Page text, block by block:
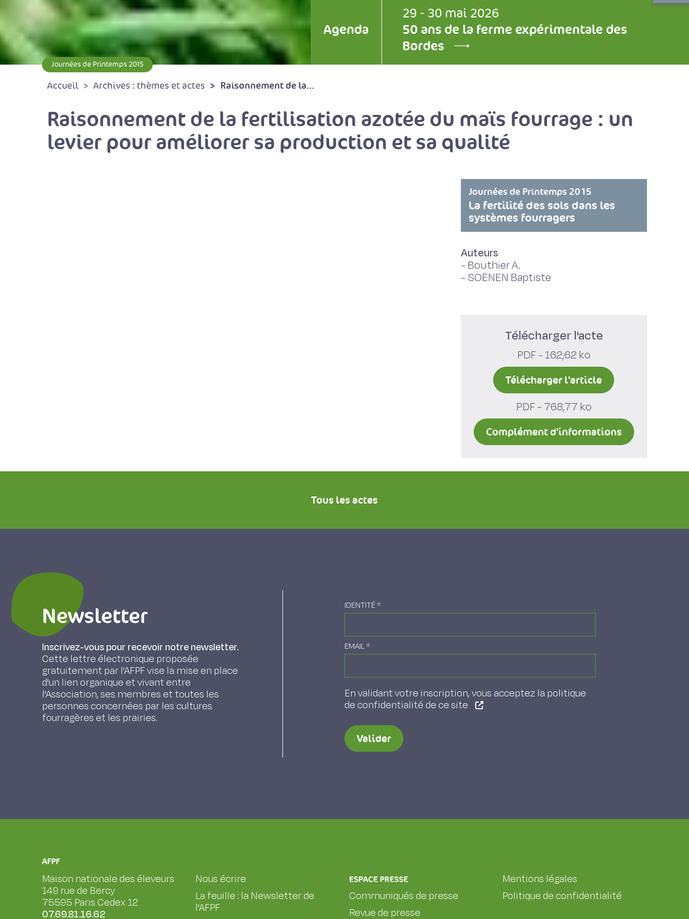
Agenda
29 - 30 mai 2026
50 ans de la ferme expérimentale des
Bordes
Journées de Printemps 2015
Accueil Archives : thèmes et actes Raisonnement de la...
Raisonnement de la fertilisation azotée du maïs fourrage : un
levier pour améliorer sa production et sa qualité
Journées de Printemps 2015
La fertilité des sols dans les
systèmes fourragers
Auteurs
- Bouthier A.
- SOËNEN Baptiste
Télécharger l'acte
PDF - 162,62 ko
Télécharger l'article
PDF - 768,77 ko
Complément d'informations
Tous les actes
Newsletter
Inscrivez-vous pour recevoir notre newsletter.
Cette lettre électronique proposée
gratuitement par l'AFPF vise la mise en place
d'un lien organique et vivant entre
l'Association, ses membres et toutes les
personnes concernées par les cultures
fourragères et les prairies.
IDENTITÉ*
EMAIL*
En validant votre inscription, vous acceptez la politique
de confidentialité de ce site
Valider
AFPF
Maison nationale des éleveurs
149 rue de Bercy
75595 Paris Cedex 12
07.69.81.16.62
Nous écrire
La feuille : la Newsletter de
l'AFPF
ESPACE PRESSE
Communiqués de presse
Revue de presse
Mentions légales
Politique de confidentialité